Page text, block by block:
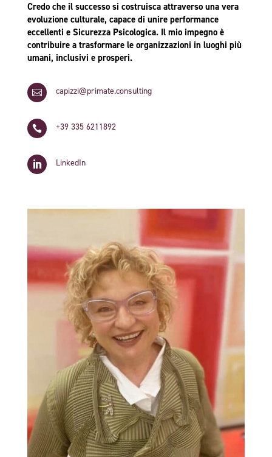
Credo che il successo si costruisca attraverso una vera
evoluzione culturale, capace di unire performance
eccellenti e Sicurezza Psicologica. Il mio impegno è
contribuire a trasformare le organizzazioni in luoghi più
umani, inclusivi e prosperi.
 capizzi@primate.consulting
 +39 335 6211892
 LinkedIn